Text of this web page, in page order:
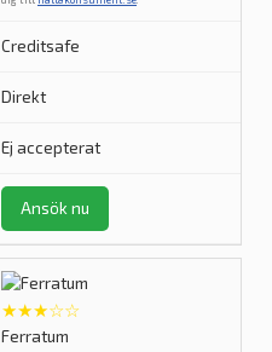
Creditsafe
Direkt
Ej accepterat
Ansök nu
★★★☆☆
Ferratum